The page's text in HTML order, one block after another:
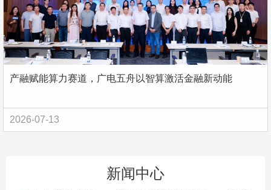
产融赋能算力赛道，广电五舟以智算激活金融新动能
2026-07-13
新闻中心